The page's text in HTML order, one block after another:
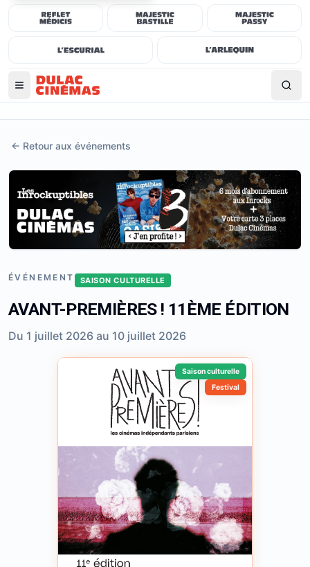
← Retour aux événements
ÉVÉNEMENT SAISON CULTURELLE
AVANT-PREMIÈRES ! 11ÈME ÉDITION
Du 1 juillet 2026 au 10 juillet 2026
Saison culturelle
Festival